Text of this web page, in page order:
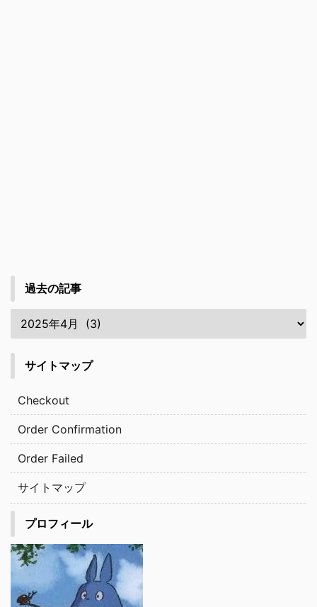
過去の記事
サイトマップ
Checkout
Order Confirmation
Order Failed
サイトマップ
プロフィール